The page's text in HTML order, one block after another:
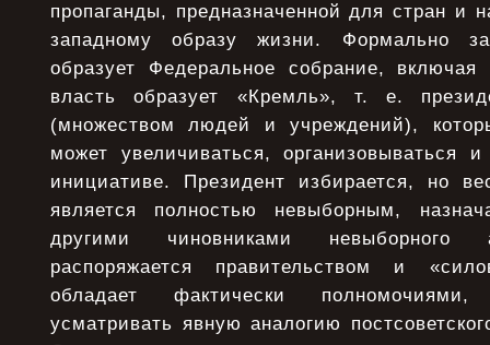
пропаганды, предназначенной для стран и
западному образу жизни. Формально
образует Федеральное собрание,
власть образует «Кремль», т. е.
(множеством людей и учреждений),
может увеличиваться, организовываться
инициативе. Президент избирается, но
является полностью невыборным,
другими чиновниками невыборного
распоряжается правительством и
обладает фактически
усматривать явную аналогию